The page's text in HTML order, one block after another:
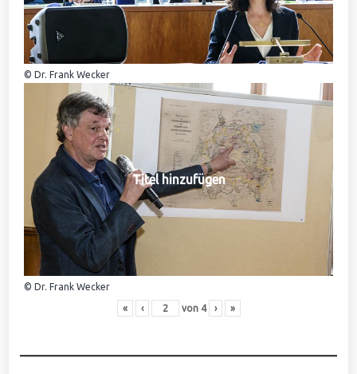
© Dr. Frank Wecker
Titel hinzufügen
© Dr. Frank Wecker
« ‹ von 4 › »